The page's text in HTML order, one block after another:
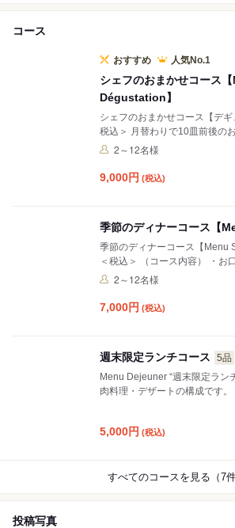
コース
おすすめ 人気No.1
シェフのおまかせコース
Dégustation】
シェフのおまかせコース【デ
税込＞ 月替わりで10皿前後のお料理が楽しめるフレンチ
コースです。 「少量づつ色んな種類のお料理を楽しんで
たワインペアリング ６杯
2～12名様
9,000円 (税込)
季節のディナーコース【
季節のディナーコース【Menu Saison】 7000円
＜税込＞ （コース内容） ・お口取り ・冷製前菜（チョ
イス） ・温製前菜 ・スープ ・魚料理 ・肉料理（チョイ
菜・デザートをお選びいただけます。 メイン
2～12名様
7,000円 (税込)
週末限定ランチコース
5品
Menu Dejeuner “週末限定ランチコース” 前菜・魚料理・
肉料理・デザートの構成です。 ￥5,000（税込） (※御二
5,000円 (税込)
すべてのコースを見る（7件
投稿写真